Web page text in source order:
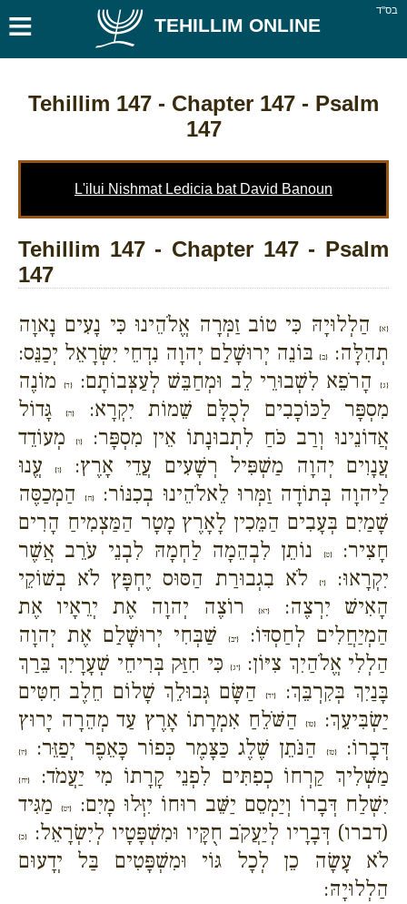
בס''ד ≡ TEHILLIM ONLINE
Tehillim 147 - Chapter 147 - Psalm
147
L'ilui Nishmat Ledicia bat David Banoun
Tehillim 147 - Chapter 147 - Psalm
147
{א}
הַלְלוּיָהּ כִּי טוֹב זַמְּרָה אֱלֹהֵינוּ כִּי נָעִים נָאוָה
תְהִלָּה:
{ב}בּוֹנֵה יְרוּשָׁלִַם יְהוָה נִדְחֵי יִשְׂרָאֵל יְכַנֵּס:
{ג}הָרֹפֵא לִשְׁבוּרֵי לֵב וּמְחַבֵּשׁ לְעַצְּבוֹתָם: {ד}מוֹנֶה
מִסְפָּר לַכּוֹכָבִים לְכֻלָּם שֵׁמוֹת יִקְרָא:
{ה}גָּדוֹל
אֲדוֹנֵינוּ וְרַב כֹּחַ לִתְבוּנָתוֹ אֵין מִסְפָּר:
{ו}
מְעוֹדֵד
עֲנָוִים יְהוָה מַשְׁפִּיל רְשָׁעִים עֲדֵי אָרֶץ:
{ז}עֱנוּ
לַיהוָה בְּתוֹדָה זַמְּרוּ לֵאלֹהֵינוּ בְכִנּוֹר:
{ח}הַמְכַסֶּה
שָׁמַיִם בְּעָבִים הַמֵּכִין לָאָרֶץ מָטָר הַמַּצְמִיחַ הָרִים
חָצִיר:{ט}
נוֹתֵן לִבְהֵמָה לַחְמָהּ לִבְנֵי עֹרֵב אֲשֶׁר
יִקְרָאוּ:{י}
לֹא בִגְבוּרַת הַסּוּס יֶחְפָּץ לֹא בְשׁוֹקֵי
הָאִישׁ יִרְצֶה:
{יא}רוֹצֶה יְהוָה אֶת יְרֵאָיו אֶת
הַמְיַחֲלִים לְחַסְדּוֹ:
{יב}
שַׁבְּחִי יְרוּשָׁלִַם אֶת יְהוָה
הַלְלִי אֱלֹהַיִךְ צִיּוֹן:{יג}
כִּי חִזַּק בְּרִיחֵי שְׁעָרָיִךְ בֵּרַךְ
בָּנַיִךְ בְּקִרְבֵּךְ:
{יד}הַשָּׂם גְּבוּלֵךְ שָׁלוֹם חֵלֶב חִטִּים
יַשְׂבִּיעֵךְ:
{טו}הַשֹּׁלֵחַ אִמְרָתוֹ אָרֶץ עַד מְהֵרָה יָרוּץ
דְּבָרוֹ:{טז} הַנֹּתֵן שֶׁלֶג כַּצָּמֶר כְּפוֹר כָּאֵפֶר יְפַזֵּר: {יז}
מַשְׁלִיךְ קַרְחוֹ כְפִתִּים לִפְנֵי קָרָתוֹ מִי יַעֲמֹד: {יח}
יִשְׁלַח דְּבָרוֹ וְיַמְסֵם יַשֵּׁב רוּחוֹ יִזְּלוּ מָיִם: {יט}
מַגִּיד
(דברו) דְּבָרָיו לְיַעֲקֹב חֻקָּיו וּמִשְׁפָּטָיו לְיִשְׂרָאֵל:
{כ}
לֹא עָשָׂה כֵן לְכָל גּוֹי וּמִשְׁפָּטִים בַּל יְדָעוּם
הַלְלוּיָהּ: